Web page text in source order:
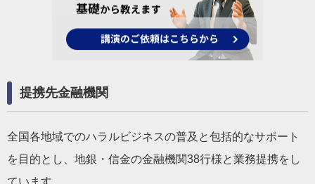
提携先金融機関
全国各地域でのハラルビジネスの普及と包括的なサポート
を目的とし、地銀・信金の金融機関38行様と業務提携をし